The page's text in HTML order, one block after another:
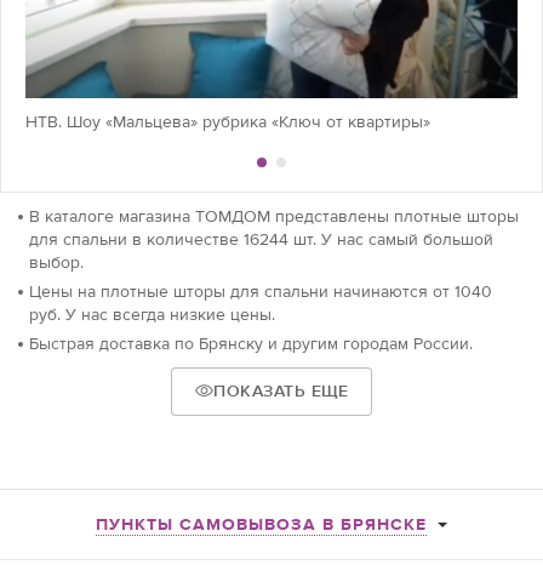
НТВ. Шоу «Мальцева» рубрика «Ключ от квартиры»
В каталоге магазина ТОМДОМ представлены плотные шторы
для спальни в количестве 16244 шт. У нас самый большой
выбор.
Цены на плотные шторы для спальни начинаются от 1040
руб. У нас всегда низкие цены.
Быстрая доставка по Брянску и другим городам России.
ПОКАЗАТЬ ЕЩЕ
ПУНКТЫ САМОВЫВОЗА В БРЯНСКЕ